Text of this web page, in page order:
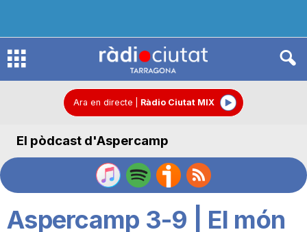
R
d
Ara en directe Ràdio Ciutat MIX
El pòdcast d'Aspercamp
Aspercamp 3-9 | El món